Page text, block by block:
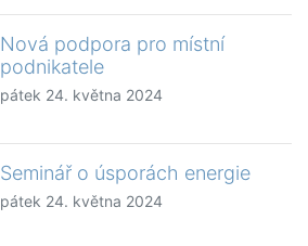
Nová podpora pro místní
podnikatele
pátek 24. května 2024
Seminář o úsporách energie
pátek 24. května 2024